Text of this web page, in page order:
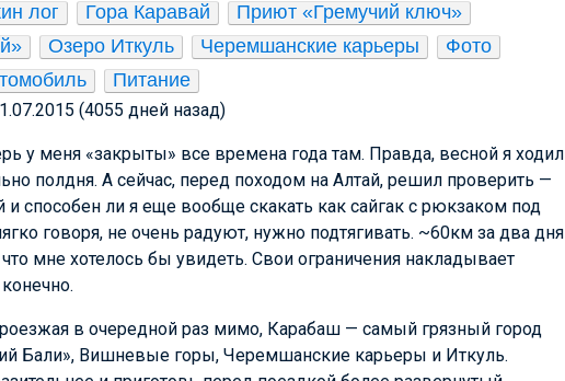
лог Гора Каравай
Приют «Гремучий ключ»
Озеро Иткуль Черемшанские карьеры
Фото
Питание
(4055 дней назад)
у меня «закрыты» все времена года там. Правда, весной я ходил
полдня. А сейчас, перед походом на Алтай, решил проверить —
и способен ли я еще вообще скакать как сайгак с рюкзаком под
говоря, не очень радуют, нужно подтягивать. ~60км за два дня
мне хотелось бы увидеть. Свои ограничения накладывает
в очередной раз мимо, Карабаш — самый грязный город
Бали», Вишневые горы, Черемшанские карьеры и Иткуль.